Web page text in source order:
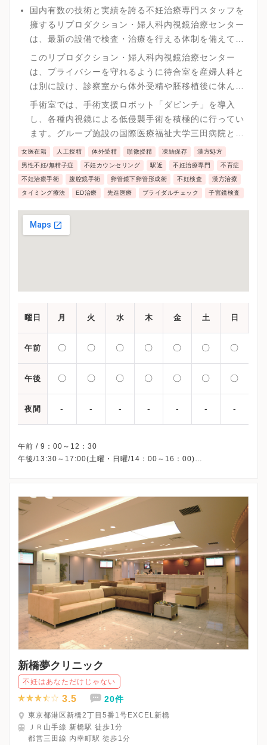
国内有数の技術と実績を誇る不妊治療専門スタッフを
擁するリプロダクション・婦人科内視鏡治療センター
は、最新の設備で検査・治療を行える体制を備えてい
ます。 山王病院リプロダクション・婦人科内視鏡治療
センターでは、お一人おひとりの症状にあわせた最先
端の治療を、ご本人と相談しながら親身に進めてまい
このリプロダクション・婦人科内視鏡治療センター
は、プライバシーを守れるように待合室を産婦人科と
は別に設け、診察室から体外受精や胚移植後に休んで
いただく部屋にいたるまで、全て個室になっておりま
す。
手術室では、手術支援ロボット「ダビンチ」を導入
し、各種内視鏡による低侵襲手術を積極的に行ってい
ます。グループ施設の国際医療福祉大学三田病院と連
携しており、幅広い分野での対応が可能となっていま
す。
女医在籍 人工授精 体外受精 顕微授精 凍結保存 漢方処方
男性不妊/無精子症 不妊カウンセリング 駅近 不妊治療専門 不育症
不妊治療手術 腹腔鏡手術 卵管鏡下卵管形成術 不妊検査 漢方治療
タイミング療法 ED治療 先進医療 ブライダルチェック 子宮鏡検査
曜日 月 火 水 木 金 土 日
午前 〇 〇 〇 〇 〇 〇 〇
午後 〇 〇 〇 〇 〇 〇 〇
夜間 - - - - - - -
午前 / 9：00～12：30
午後/13:30～17:00(土曜・日曜/14：00～16：00)
新橋夢クリニック
不妊はあなただけじゃない
3.5 20件
東京都港区新橋2丁目5番1号EXCEL新橋
ＪＲ山手線 新橋駅 徒歩1分
都営三田線 内幸町駅 徒歩1分